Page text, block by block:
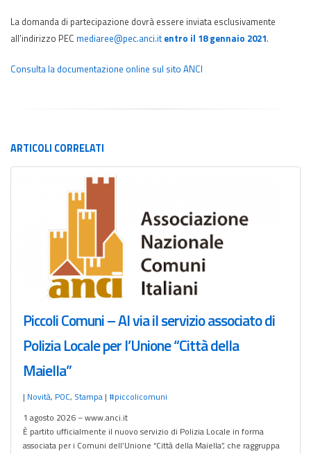
La domanda di partecipazione dovrà essere inviata esclusivamente
all’indirizzo PEC mediaree@pec.anci.it entro il 18 gennaio 2021.
Consulta la documentazione online sul sito ANCI
ARTICOLI CORRELATI
Piccoli Comuni – Al via il servizio associato di
Polizia Locale per l’Unione “Città della
Maiella”
| Novità, POC, Stampa | #piccolicomuni
1 agosto 2026 – www.anci.it
È partito ufficialmente il nuovo servizio di Polizia Locale in forma
associata per i Comuni dell’Unione “Città della Maiella”, che raggruppa